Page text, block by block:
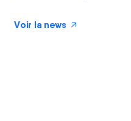
Voir la news ↗